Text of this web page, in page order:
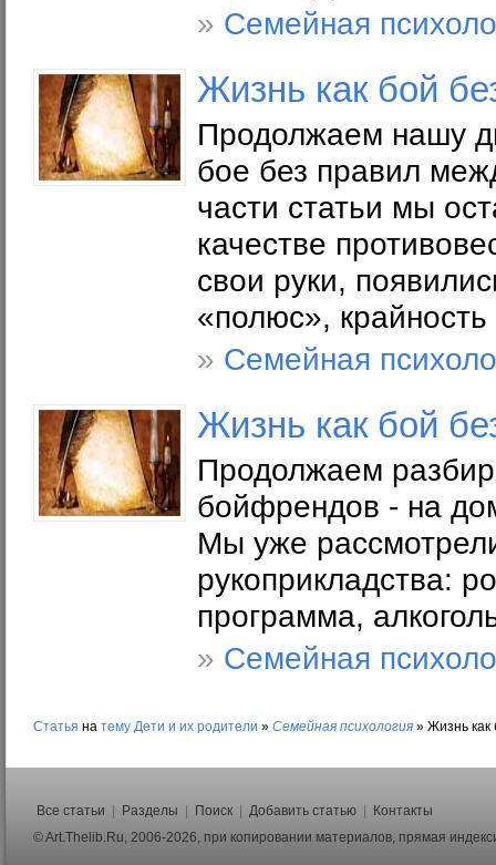
» Семейная
Жизнь как бой
Продолжаем нашу
бое без правил
части статьи мы
качестве
свои руки,
«полюс»,
» Семейная
Жизнь как бой
Продолжаем
бойфрендов - на
Мы уже
рукоприкладства:
программа,
» Семейная
Статья на тему Дети и их родители » Семейная психология » Жизнь как
Все статьи Разделы Поиск Добавить статью
Контакты
© Art.Thelib.Ru, 2006-2026, при копировании материалов, прямая